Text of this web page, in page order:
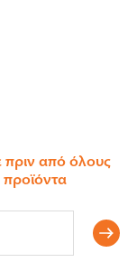
από όλους
προϊόντα